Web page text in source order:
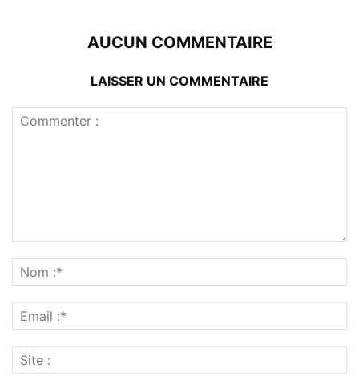
AUCUN COMMENTAIRE
LAISSER UN COMMENTAIRE